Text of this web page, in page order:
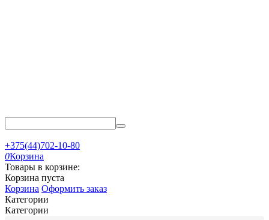
+375(44)702-10-80
0Корзина
Товары в корзине:
Корзина пуста
Корзина Оформить заказ
Категории
Категории